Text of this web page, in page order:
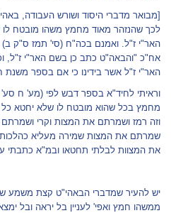
[מבואר מדברי היסוד ושורש העבודה,
לכך שהנזהר מאוד מחמץ משהו מובטח
האר"י ז"ל. ואמנם בכה"ח (סי' תמז ס"ק ב)
אח"כ "והבאה"ט כתב כן בשם האר"י ז"ל,
האר"י ז"ל אשר בידינו כי אם בספר משנת
וראיתי לחיד"א בספר דבש לפי (מע' ח
מחמץ בכל שהוא מובטח לו שלא יחטא
וזה רמז ושמרתם את המצות וקרי
שמרתם את המצות שמירה מעליא
את המצוות לבלתי תחטאו ובמ"א כתבתי
יש להעיר שמדברי הבאהי"ט קצת משמע
ממשהו חמץ ואפי' לעניין בל יראה ובל